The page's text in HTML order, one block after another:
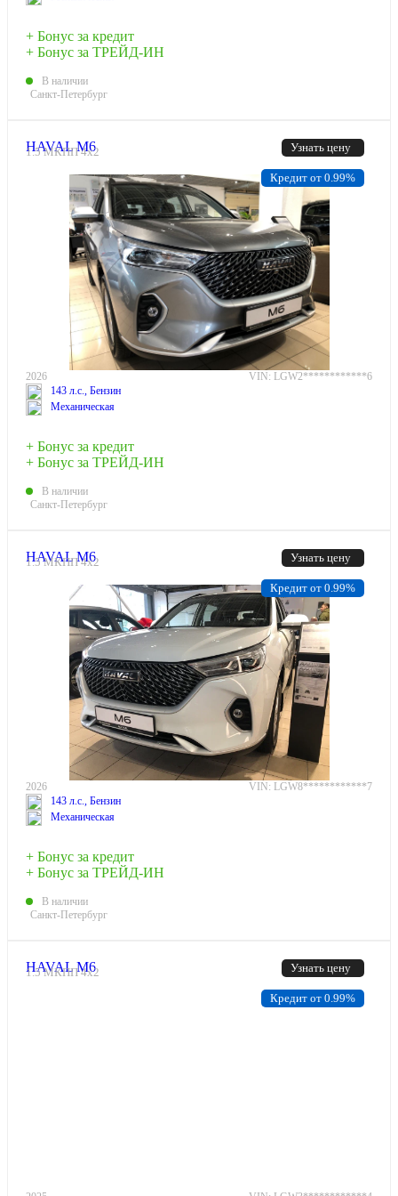
+ Бонус за кредит
+ Бонус за ТРЕЙД-ИН
В наличии
Санкт-Петербург
Узнать цену
HAVAL M6
1.5 МКПП 4х2
2026
VIN: LGW2************6
143 л.с., Бензин
Механическая
+ Бонус за кредит
+ Бонус за ТРЕЙД-ИН
В наличии
Санкт-Петербург
Кредит от 0.99%
Узнать цену
HAVAL M6
1.5 МКПП 4х2
2026
VIN: LGW8************7
143 л.с., Бензин
Механическая
+ Бонус за кредит
+ Бонус за ТРЕЙД-ИН
В наличии
Санкт-Петербург
Кредит от 0.99%
Узнать цену
HAVAL M6
1.5 МКПП 4х2
Кредит от 0.99%